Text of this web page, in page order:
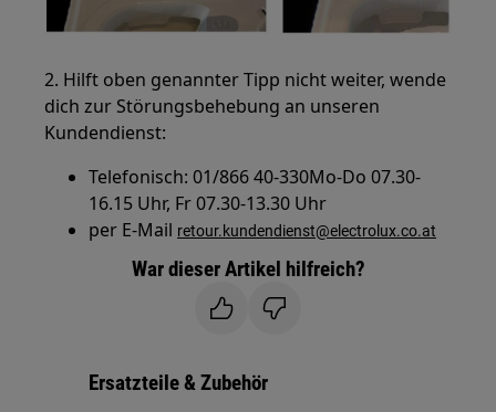
2. Hilft oben genannter Tipp nicht weiter, wende
dich zur Störungsbehebung an unseren
Kundendienst:
Telefonisch: 01/866 40-330Mo-Do 07.30-
16.15 Uhr, Fr 07.30-13.30 Uhr
per E-Mail retour.kundendienst@electrolux.co.at
War dieser Artikel hilfreich?
Ersatzteile & Zubehör